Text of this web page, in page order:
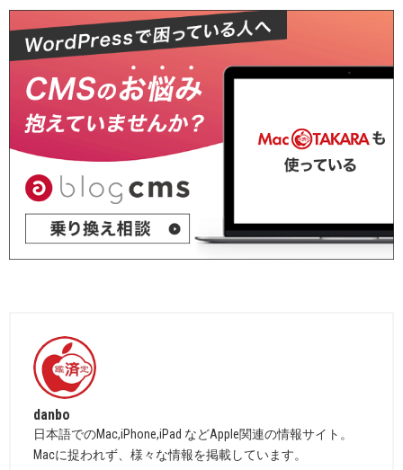
danbo
日本語でのMac,iPhone,iPad などApple関連の情報サイト。
Macに捉われず、様々な情報を掲載しています。